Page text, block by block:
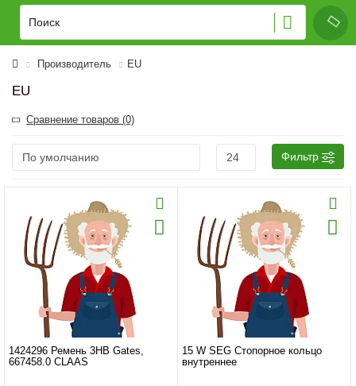
Производитель EU
EU
Сравнение товаров (0)
Фильтр
1424296 Ремень 3HB Gates,
667458.0 CLAAS
15 W SEG Стопорное кольцо
внутреннее